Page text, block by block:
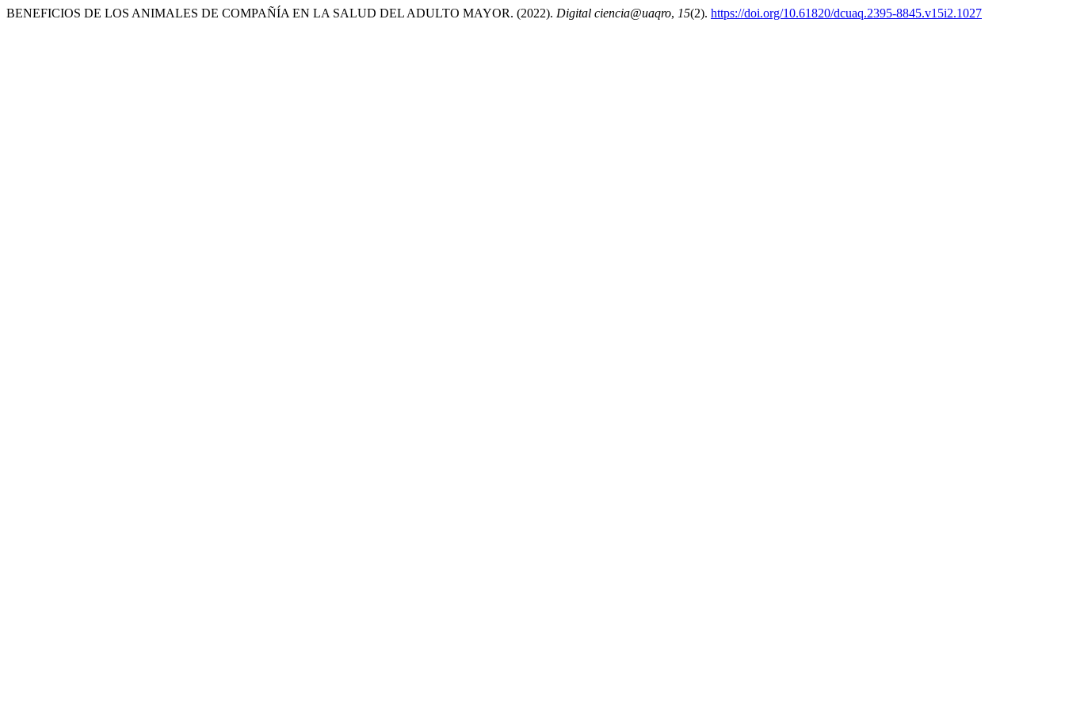
BENEFICIOS DE LOS ANIMALES DE COMPAÑÍA EN LA SALUD DEL ADULTO MAYOR. (2022). Digital ciencia@uaqro, 15(2). https://doi.org/10.61820/dcuaq.2395-8845.v15i2.1027